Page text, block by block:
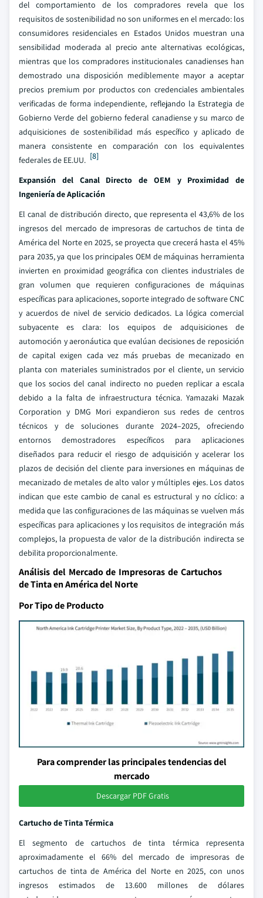
del comportamiento de los compradores revela que los
requisitos de sostenibilidad no son uniformes en el mercado: los
consumidores residenciales en Estados Unidos muestran una
sensibilidad moderada al precio ante alternativas ecológicas,
mientras que los compradores institucionales canadienses han
demostrado una disposición mediblemente mayor a aceptar
precios premium por productos con credenciales ambientales
verificadas de forma independiente, reflejando la Estrategia de
Gobierno Verde del gobierno federal canadiense y su marco de
adquisiciones de sostenibilidad más específico y aplicado de
manera consistente en comparación con los equivalentes
federales de EE.UU. [8]
Expansión del Canal Directo de OEM y Proximidad de
Ingeniería de Aplicación
El canal de distribución directo, que representa el 43,6% de los
ingresos del mercado de impresoras de cartuchos de tinta de
América del Norte en 2025, se proyecta que crecerá hasta el 45%
para 2035, ya que los principales OEM de máquinas herramienta
invierten en proximidad geográfica con clientes industriales de
gran volumen que requieren configuraciones de máquinas
específicas para aplicaciones, soporte integrado de software CNC
y acuerdos de nivel de servicio dedicados. La lógica comercial
subyacente es clara: los equipos de adquisiciones de
automoción y aeronáutica que evalúan decisiones de reposición
de capital exigen cada vez más pruebas de mecanizado en
planta con materiales suministrados por el cliente, un servicio
que los socios del canal indirecto no pueden replicar a escala
debido a la falta de infraestructura técnica. Yamazaki Mazak
Corporation y DMG Mori expandieron sus redes de centros
técnicos y de soluciones durante 2024–2025, ofreciendo
entornos demostradores específicos para aplicaciones
diseñados para reducir el riesgo de adquisición y acelerar los
plazos de decisión del cliente para inversiones en máquinas de
mecanizado de metales de alto valor y múltiples ejes. Los datos
indican que este cambio de canal es estructural y no cíclico: a
medida que las configuraciones de las máquinas se vuelven más
específicas para aplicaciones y los requisitos de integración más
complejos, la propuesta de valor de la distribución indirecta se
debilita proporcionalmente.
Análisis del Mercado de Impresoras de Cartuchos
de Tinta en América del Norte
Por Tipo de Producto
Para comprender las principales tendencias del
mercado
Descargar PDF Gratis
Cartucho de Tinta Térmica
El segmento de cartuchos de tinta térmica representa
aproximadamente el 66% del mercado de impresoras de
cartuchos de tinta de América del Norte en 2025, con unos
ingresos estimados de 13.600 millones de dólares